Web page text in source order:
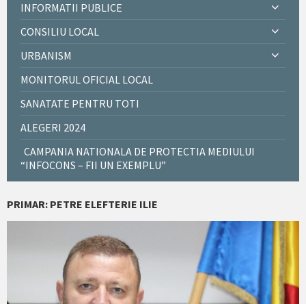
INFORMATII PUBLICE
CONSILIU LOCAL
URBANISM
MONITORUL OFICIAL LOCAL
SANATATE PENTRU TOTI
ALEGERI 2024
CAMPANIA NATIONALA DE PROTECTIA MEDIULUI
“INFOCONS – FII UN EXEMPLU”
PRIMAR: PETRE ELEFTERIE ILIE